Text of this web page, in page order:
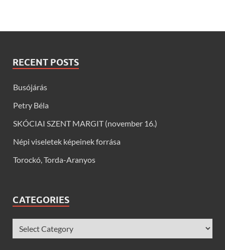
RECENT POSTS
Busójárás
Petry Béla
SKÓCIAI SZENT MARGIT (november 16.)
Népi viseletek képeinek forrása
Torockó, Torda-Aranyos
CATEGORIES